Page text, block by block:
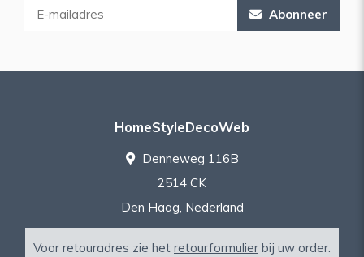
Abonneer
HomeStyleDecoWeb
Denneweg 116B
2514 CK
Den Haag, Nederland
Voor retouradres zie het retourformulier bij uw order.